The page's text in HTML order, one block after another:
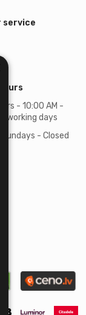
service
- 10:00 AM -
working days
- Closed